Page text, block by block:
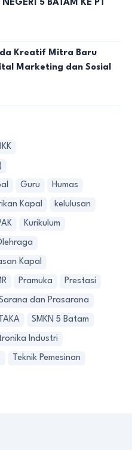
5 BATAM KE PT
Kreatif Mitra Baru
Marketing dan Sosial
Guru Humas
Kapal kelulusan
Kurikulum
Kapal
Pramuka Prestasi
dan Prasarana
SMKN 5 Batam
Industri
Teknik Pemesinan